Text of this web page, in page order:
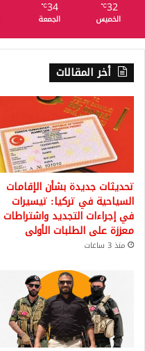
32
℃
الخميس
34
℃
الجمعة
أخر المقالات
تحديثات جديدة بشأن الإقامات
السياحية في تركيا: تيسيرات
في إجراءات التجديد واشتراطات
معززة على الطلبات الأولى
منذ 3 ساعات